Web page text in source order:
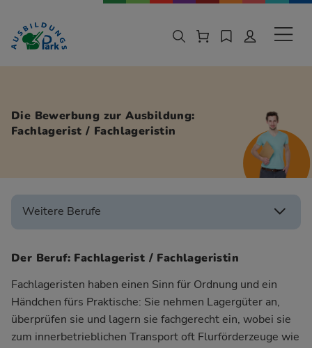
Zur Navigation springen
Zu den Hauptinhalten springen
Die Bewerbung zur Ausbildung:
Fachlagerist / Fachlageristin
Der Beruf: Fachlagerist / Fachlageristin
Fachlageristen haben einen Sinn für Ordnung und ein
Händchen fürs Praktische: Sie nehmen Lagergüter an,
überprüfen sie und lagern sie fachgerecht ein, wobei sie
zum innerbetrieblichen Transport oft Flurförderzeuge wie
Weitere Berufe